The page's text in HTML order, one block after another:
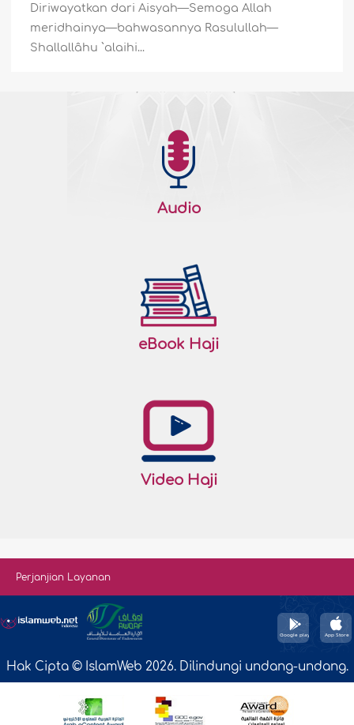
Diriwayatkan dari Aisyah—Semoga Allah
meridhainya—bahwasannya Rasulullah—
Shallallâhu `alaihi...
Audio
eBook Haji
Video Haji
Perjanjian Layanan
Hak Cipta © IslamWeb 2026. Dilindungi undang-undang.